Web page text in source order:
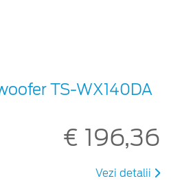
TS-WX140DA
€ 196,36
Vezi detalii